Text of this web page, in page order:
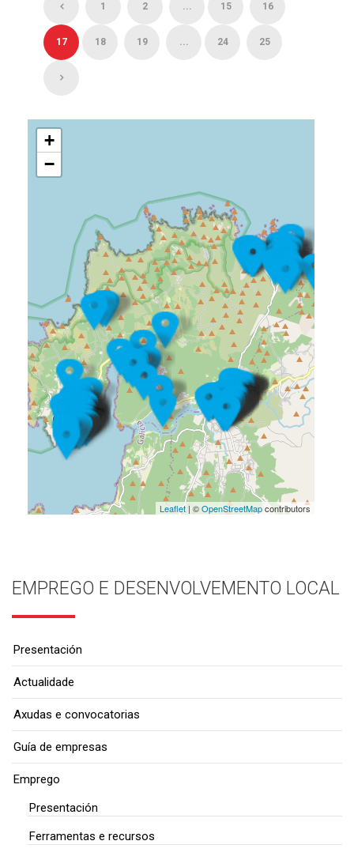
1 2 ... 15 16
17 18 19 ... 24 25
+
−
Leaflet| ©OpenStreetMapcontributors
EMPREGO E DESENVOLVEMENTO LOCAL
Presentación
Actualidade
Axudas e convocatorias
Guía de empresas
Emprego
Presentación
Ferramentas e recursos